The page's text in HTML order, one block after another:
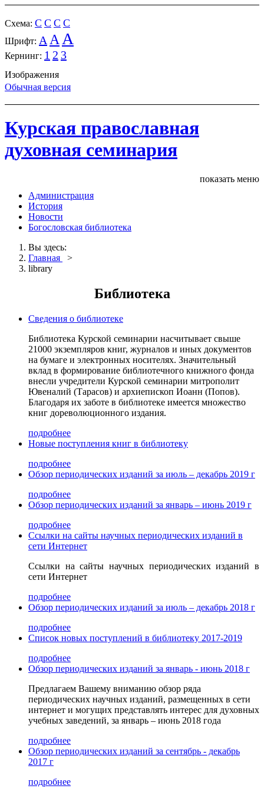
Cхема: C C C C
Шрифт: A A A
Кернинг: 1 2 3
Изображения
Обычная версия
Курская православная
духовная семинария
показать меню
Администрация
История
Новости
Богословская библиотека
Вы здесь:
Главная
>
library
Библиотека
Сведения о библиотеке
Библиотека Курской семинарии насчитывает свыше
21000 экземпляров книг, журналов и иных документов
на бумаге и электронных носителях. Значительный
вклад в формирование библиотечного книжного фонда
внесли учредители Курской семинарии митрополит
Ювеналий (Тарасов) и архиепископ Иоанн (Попов).
Благодаря их заботе в библиотеке имеется множество
книг дореволюционного издания.
подробнее
Новые поступления книг в библиотеку
подробнее
Обзор периодических изданий за июль – декабрь 2019 г
подробнее
Обзор периодических изданий за январь – июнь 2019 г
подробнее
Ссылки на сайты научных периодических изданий в
сети Интернет
Ссылки на сайты научных периодических изданий в
сети Интернет
подробнее
Обзор периодических изданий за июль – декабрь 2018 г
подробнее
Список новых поступлений в библиотеку 2017-2019
подробнее
Обзор периодических изданий за январь - июнь 2018 г
Предлагаем Вашему вниманию обзор ряда
периодических научных изданий, размещенных в сети
интернет и могущих представлять интерес для духовных
учебных заведений, за январь – июнь 2018 года
подробнее
Обзор периодических изданий за сентябрь - декабрь
2017 г
подробнее